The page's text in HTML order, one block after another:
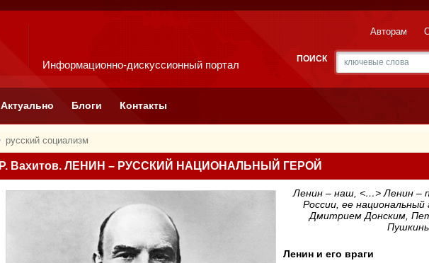
Информационно-дискуссионный портал
Авторам
ПОИСК
Актуально Блоги Контакты
русский социализм
Р. Вахитов. ЛЕНИН – РУССКИЙ НАЦИОНАЛЬНЫЙ ГЕРОЙ
Ленин – наш, <…> Ленин –
России, ее национальный
Дмитрием Донским,
Ленин и его враги